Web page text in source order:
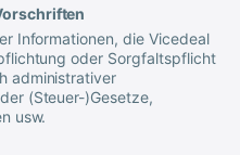
Informationen, die Vicedeal
oder Sorgfaltspflicht
administrativer
(Steuer-)Gesetze,
usw.